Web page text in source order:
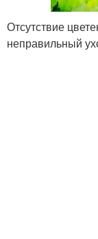
Отсутствие
неправильный